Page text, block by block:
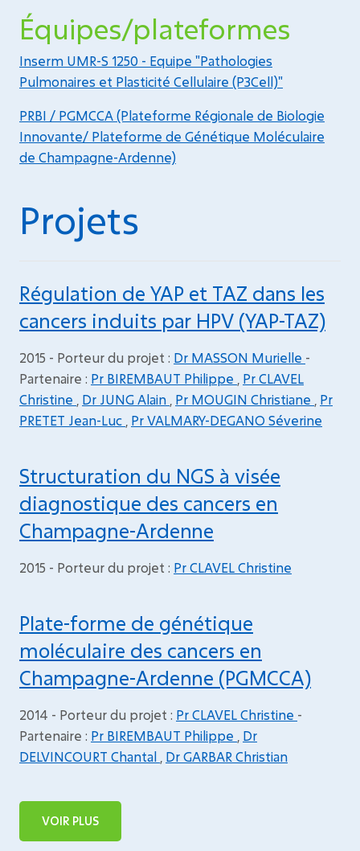
Équipes/plateformes
Inserm UMR-S 1250 - Equipe "Pathologies
Pulmonaires et Plasticité Cellulaire (P3Cell)"
PRBI / PGMCCA (Plateforme Régionale de Biologie
Innovante/ Plateforme de Génétique Moléculaire
de Champagne-Ardenne)
Projets
Régulation de YAP et TAZ dans les
cancers induits par HPV (YAP-TAZ)
2015 - Porteur du projet : Dr MASSON Murielle -
Partenaire : Pr BIREMBAUT Philippe
Pr CLAVEL
Christine
Dr JUNG Alain Pr MOUGIN Christiane
Pr
PRETET Jean-Luc Pr VALMARY-DEGANO Séverine
Structuration du NGS à visée
diagnostique des cancers en
Champagne-Ardenne
2015 - Porteur du projet : Pr CLAVEL Christine
Plate-forme de génétique
moléculaire des cancers en
Champagne-Ardenne (PGMCCA)
2014 - Porteur du projet : Pr CLAVEL Christine -
Partenaire : Pr BIREMBAUT Philippe
Dr
DELVINCOURT Chantal Dr GARBAR Christian
VOIR PLUS